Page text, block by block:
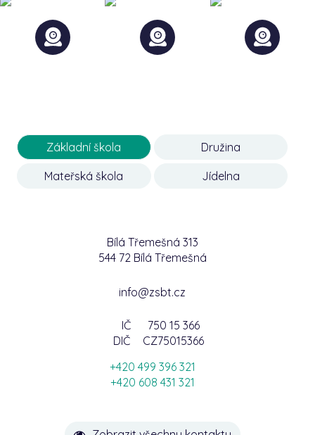
Základní škola Družina
Mateřská škola Jídelna
Bílá Třemešná 313
544 72 Bílá Třemešná
info@zsbt.cz
IČ
750 15 366
DIČ
CZ75015366
+420 499 396 321
+420 608 431 321